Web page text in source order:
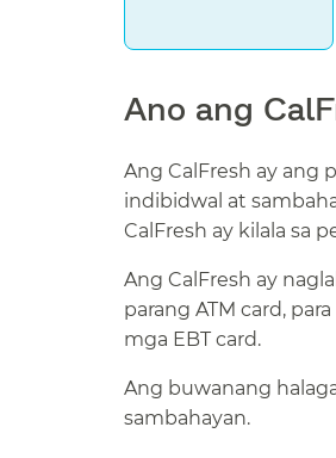
Ano ang
Ang CalFresh ay ang
indibidwal at
CalFresh ay kilala sa
Ang CalFresh ay
parang ATM card,
mga EBT card.​​
Ang buwanang
sambahayan.​​